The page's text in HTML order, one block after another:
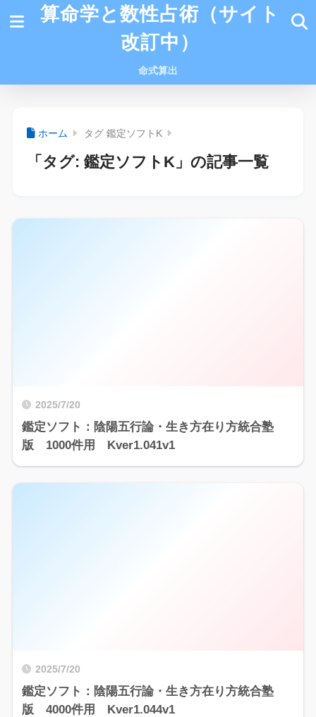
算命学と数性占術（サイト
改訂中）
命式算出
ホーム タグ 鑑定ソフトK
「タグ: 鑑定ソフトK」の記事一覧
2025/7/20
鑑定ソフト：陰陽五行論・生き方在り方統合塾
版 1000件用 Kver1.041v1
2025/7/20
鑑定ソフト：陰陽五行論・生き方在り方統合塾
版 4000件用 Kver1.044v1